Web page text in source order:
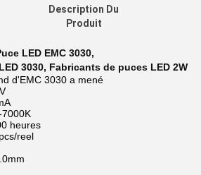
Description Du
Produit
LED EMC 3030,
3030, Fabricants de puces LED 2W
d'EMC 3030 a mené
7000K
heures
reel